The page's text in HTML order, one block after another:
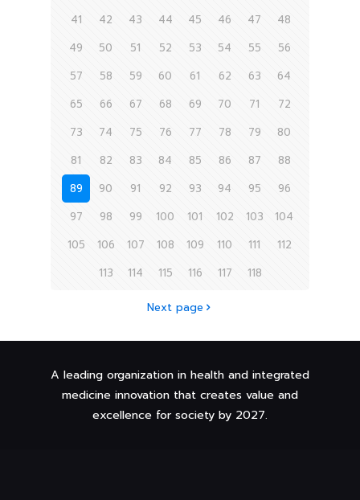
41
42 43 44 45 46 47
48
49
50 51 52 53 54 55
56
57
58 59 60 61 62 63
64
65
66 67 68 69 70 71
72
73
74 75 76 77 78 79
80
81
82 83 84 85 86 87
88
89
90 91 92 93 94 95
96
97
98 99 100 101 102 103
104
105
106 107 108 109 110 111
112
113
114 115 116 117 118
Next page
A leading organization in health and integrated
medicine innovation that creates value and
excellence for society by 2027.